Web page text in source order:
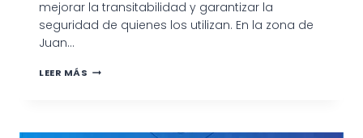
mejorar la transitabilidad y garantizar la
seguridad de quienes los utilizan. En la zona de
Juan…
LEER MÁS TAREAS